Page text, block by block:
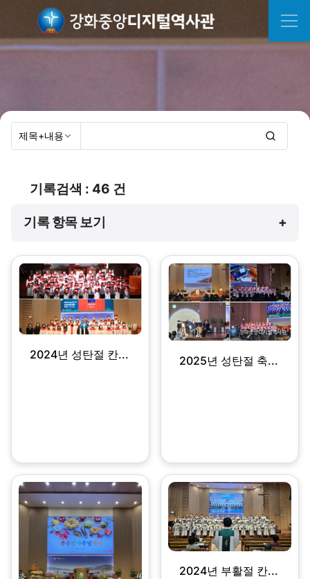
기록검색 : 46 건
기록 항목 보기 +
2024년 성탄절 칸... 2025년 성탄절 축...
2024년 부활절 칸...